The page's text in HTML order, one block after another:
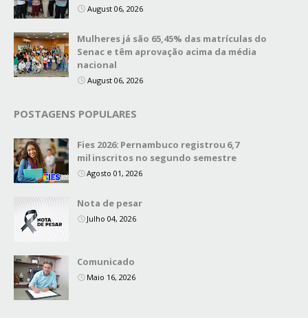
August 06, 2026
Mulheres já são 65,45% das matrículas do
Senac e têm aprovação acima da média
nacional
August 06, 2026
POSTAGENS POPULARES
Fies 2026: Pernambuco registrou 6,7
mil inscritos no segundo semestre
Agosto 01, 2026
Nota de pesar
Julho 04, 2026
Comunicado
Maio 16, 2026